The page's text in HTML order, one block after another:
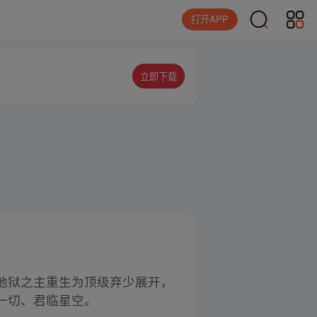
打开APP
立即下载
之主重生为顶级弃少展开，
、君临星空。